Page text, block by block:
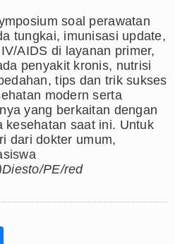
soal perawatan
tungkai, imunisasi update,
AIDS di layanan primer,
penyakit kronis, nutrisi
tips dan trik sukses
modern serta
yang berkaitan dengan
kesehatan saat ini. Untuk
dari dokter umum,
PE/red